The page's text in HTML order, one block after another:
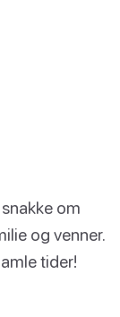
om
og venner.
tider!